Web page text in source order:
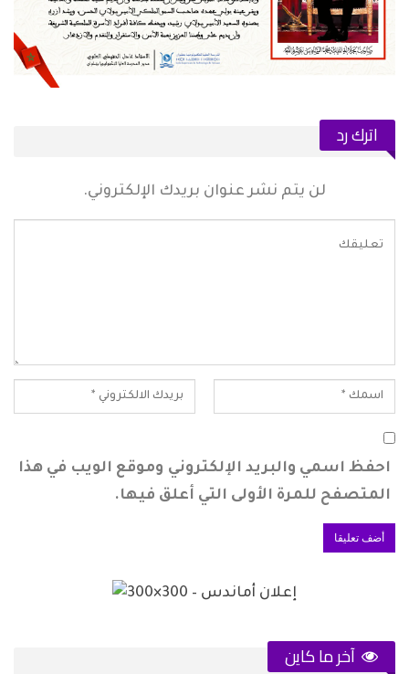
اترك رد
لن يتم نشر عنوان بريدك الإلكتروني.
احفظ اسمي والبريد الإلكتروني وموقع الويب في هذا
المتصفح للمرة الأولى التي أعلق فيها.
آخر ما كاين